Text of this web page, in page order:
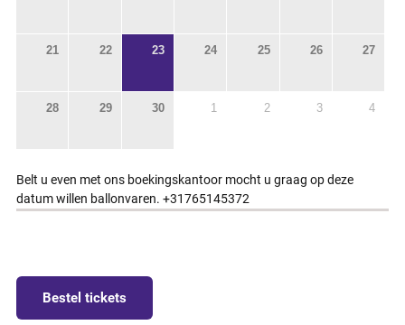
21 22 23 24 25 26 27
28 29 30 1 2 3 4
Belt u even met ons boekingskantoor mocht u graag op deze
datum willen ballonvaren. +31765145372
Bestel tickets